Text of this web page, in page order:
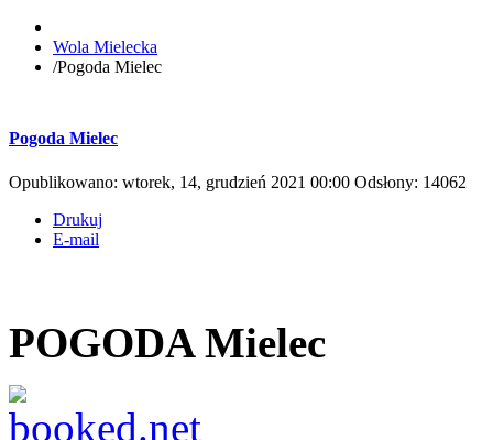
Wola Mielecka
/Pogoda Mielec
Pogoda Mielec
Opublikowano: wtorek, 14, grudzień 2021 00:00 Odsłony: 14062
Drukuj
E-mail
POGODA Mielec